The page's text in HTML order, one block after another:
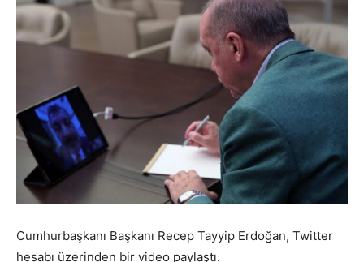
Cumhurbaşkanı Başkanı Recep Tayyip Erdoğan, Twitter
hesabı üzerinden bir video paylaştı.